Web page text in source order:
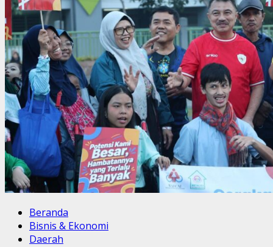
Beranda
Bisnis & Ekonomi
Daerah